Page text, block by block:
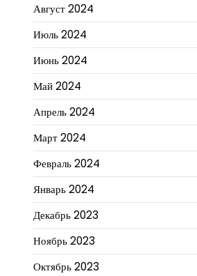
Август 2024
Июль 2024
Июнь 2024
Май 2024
Апрель 2024
Март 2024
Февраль 2024
Январь 2024
Декабрь 2023
Ноябрь 2023
Октябрь 2023